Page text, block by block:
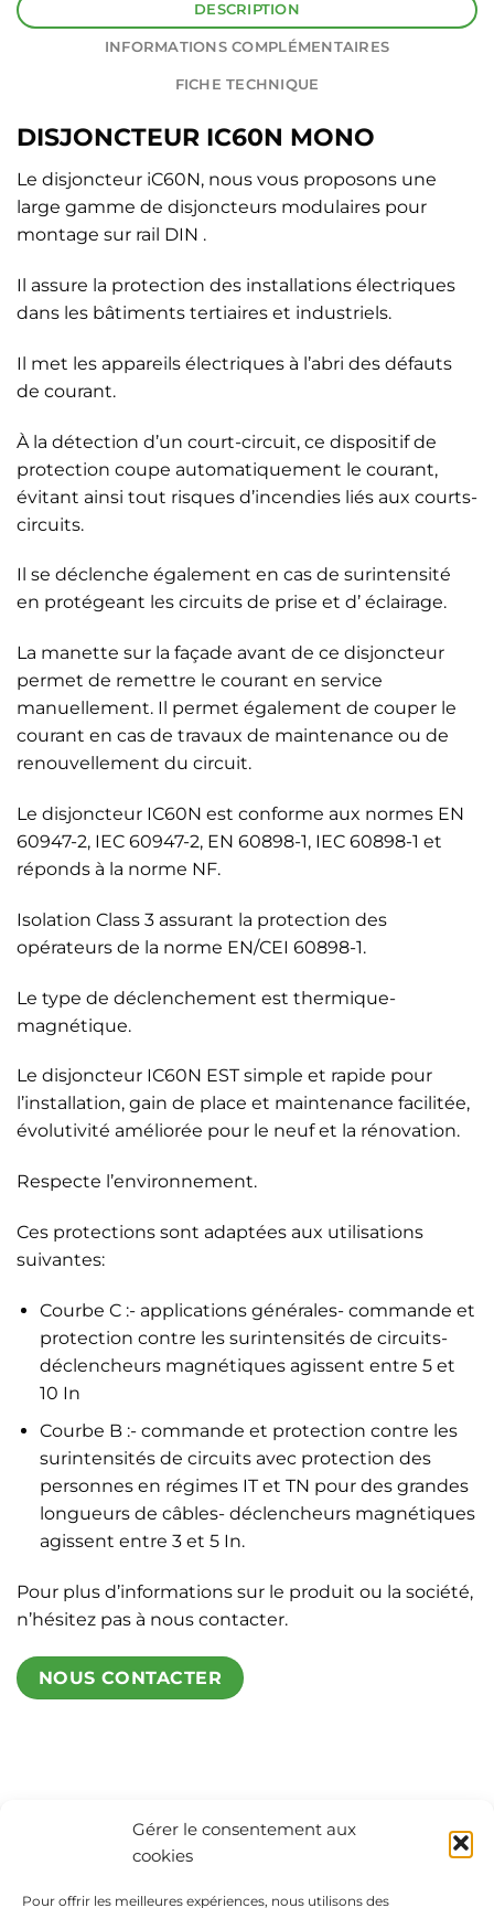
Gérer le consentement aux
cookies
Pour offrir les meilleures expériences, nous utilisons des
DESCRIPTION
INFORMATIONS COMPLÉMENTAIRES
FICHE TECHNIQUE
DISJONCTEUR IC60N MONO
Le disjoncteur iC60N, nous vous proposons une
large gamme de disjoncteurs modulaires pour
montage sur rail DIN .
Il assure la protection des installations électriques
dans les bâtiments tertiaires et industriels.
Il met les appareils électriques à l’abri des défauts
de courant.
À la détection d’un court-circuit, ce dispositif de
protection coupe automatiquement le courant,
évitant ainsi tout risques d’incendies liés aux courts-
circuits.
Il se déclenche également en cas de surintensité
en protégeant les circuits de prise et d’ éclairage.
La manette sur la façade avant de ce disjoncteur
permet de remettre le courant en service
manuellement. Il permet également de couper le
courant en cas de travaux de maintenance ou de
renouvellement du circuit.
Le disjoncteur IC60N est conforme aux normes EN
60947-2, IEC 60947-2, EN 60898-1, IEC 60898-1 et
réponds à la norme NF.
Isolation Class 3 assurant la protection des
opérateurs de la norme EN/CEI 60898-1.
Le type de déclenchement est thermique-
magnétique.
Le disjoncteur IC60N EST simple et rapide pour
l’installation, gain de place et maintenance facilitée,
évolutivité améliorée pour le neuf et la rénovation.
Respecte l’environnement.
Ces protections sont adaptées aux utilisations
suivantes:
Courbe C :- applications générales- commande et
protection contre les surintensités de circuits-
déclencheurs magnétiques agissent entre 5 et
10 In
Courbe B :- commande et protection contre les
surintensités de circuits avec protection des
personnes en régimes IT et TN pour des grandes
longueurs de câbles- déclencheurs magnétiques
agissent entre 3 et 5 In.
Pour plus d’informations sur le produit ou la société,
n’hésitez pas à nous contacter.
NOUS CONTACTER